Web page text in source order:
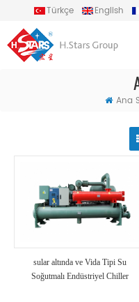
Türkçe English
Ana
sular altında ve Vida Tipi Su
Soğutmalı Endüstriyel Chiller